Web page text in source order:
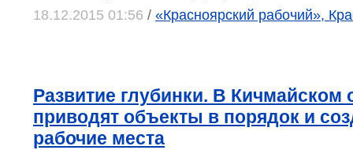
18.12.2015 01:56 / «Красноярский рабочий»,
Развитие глубинки. В Кичмайском
приводят объекты в порядок и
рабочие места